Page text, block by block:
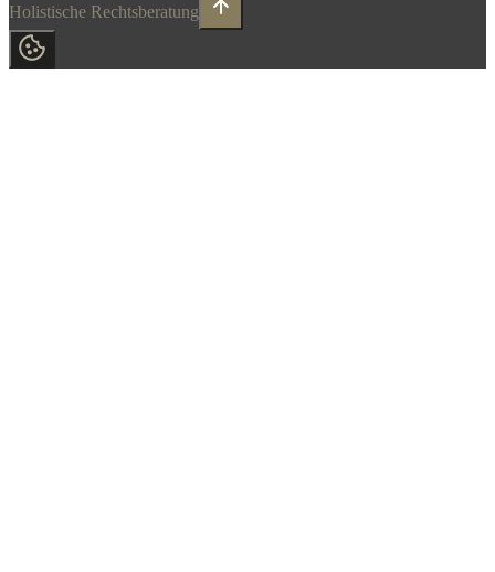
Holistische Rechtsberatung